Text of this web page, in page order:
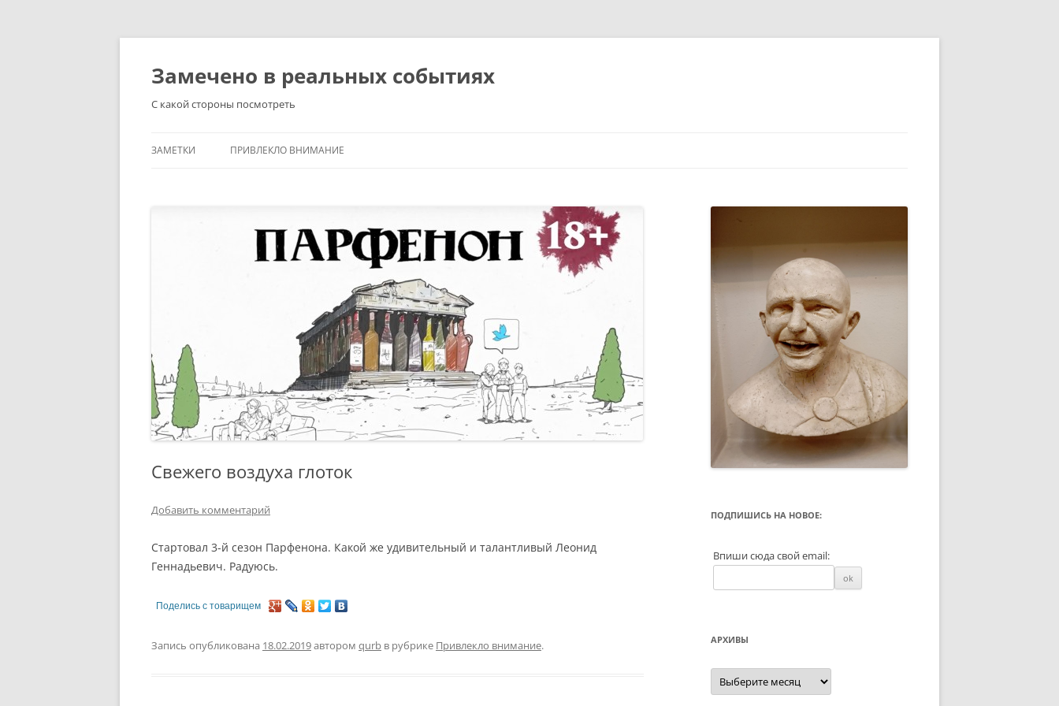
Перейти
Замечено в реальных событиях
С какой стороны посмотреть
ЗАМЕТКИ ПРИВЛЕКЛО ВНИМАНИЕ
Свежего воздуха глоток
Добавить комментарий
Стартовал 3-й сезон Парфенона. Какой же удивительный и талантливый Леонид
Геннадьевич. Радуюсь.
Поделись с товарищем
Запись опубликована 18.02.2019автором qurb в рубрике Привлекло внимание.
ПОДПИШИСЬ НА НОВОЕ:
Впиши сюда свой email:
АРХИВЫ
Архивы